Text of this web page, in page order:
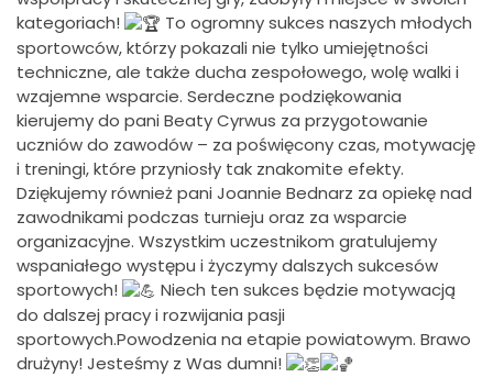
kategoriach!
To ogromny sukces naszych młodych
sportowców, którzy pokazali nie tylko umiejętności
techniczne, ale także ducha zespołowego, wolę walki i
wzajemne wsparcie. Serdeczne podziękowania
kierujemy do pani Beaty Cyrwus za przygotowanie
uczniów do zawodów – za poświęcony czas, motywację
i treningi, które przyniosły tak znakomite efekty.
Dziękujemy również pani Joannie Bednarz za opiekę nad
zawodnikami podczas turnieju oraz za wsparcie
organizacyjne. Wszystkim uczestnikom gratulujemy
wspaniałego występu i życzymy dalszych sukcesów
sportowych!
Niech ten sukces będzie motywacją
do dalszej pracy i rozwijania pasji
sportowych.Powodzenia na etapie powiatowym. Brawo
drużyny! Jesteśmy z Was dumni!